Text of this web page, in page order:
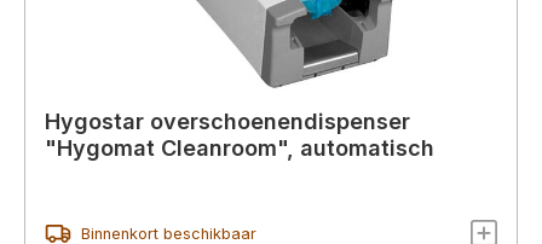
Hygostar overschoenendispenser
"Hygomat Cleanroom", automatisch
Binnenkort beschikbaar